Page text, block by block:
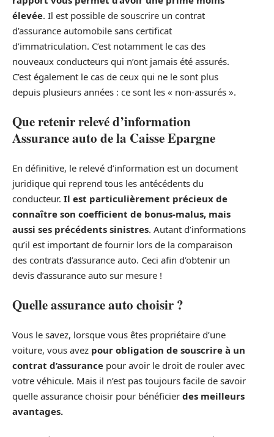
élevée. Il est possible de souscrire un contrat
d’assurance automobile sans certificat
d’immatriculation. C’est notamment le cas des
nouveaux conducteurs qui n’ont jamais été assurés.
C’est également le cas de ceux qui ne le sont plus
depuis plusieurs années : ce sont les « non-assurés ».
Que retenir relevé d’information
Assurance auto de la Caisse Epargne
En définitive, le relevé d’information est un document
juridique qui reprend tous les antécédents du
conducteur. Il est particulièrement précieux de
connaître son coefficient de bonus-malus, mais
aussi ses précédents sinistres. Autant d’informations
qu’il est important de fournir lors de la comparaison
des contrats d’assurance auto. Ceci afin d’obtenir un
devis d’assurance auto sur mesure !
Quelle assurance auto choisir ?
Vous le savez, lorsque vous êtes propriétaire d’une
voiture, vous avez pour obligation de souscrire à un
contrat d’assurance pour avoir le droit de rouler avec
votre véhicule. Mais il n’est pas toujours facile de savoir
quelle assurance choisir pour bénéficier des meilleurs
avantages.